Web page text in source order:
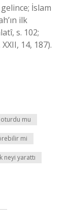
İslam
ilk
s. 102;
14, 187).
mu
mi
neyi yarattı